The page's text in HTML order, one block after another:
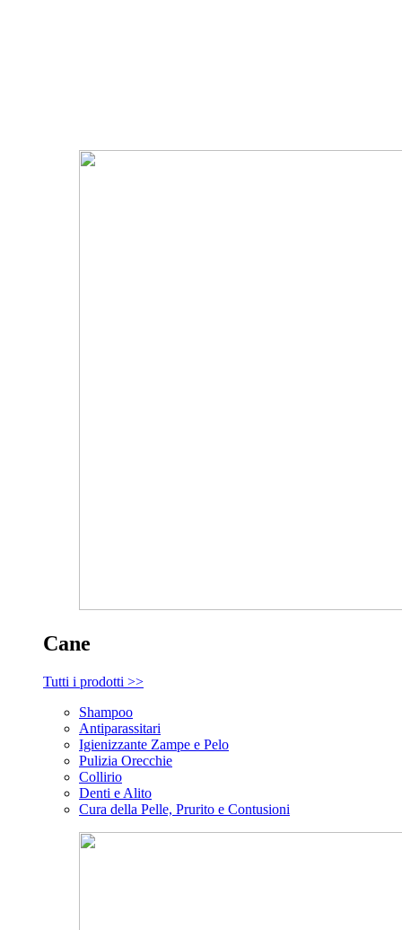
Cane
Tutti i prodotti >>
Shampoo
Antiparassitari
Igienizzante Zampe e Pelo
Pulizia Orecchie
Collirio
Denti e Alito
Cura della Pelle, Prurito e Contusioni